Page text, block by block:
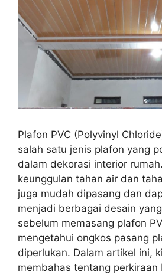
Plafon PVC (Polyvinyl
salah satu jenis plafon yang
dalam dekorasi interior
keunggulan tahan air dan
juga mudah dipasang dan
menjadi berbagai desain
sebelum memasang plafon
mengetahui ongkos pasang
diperlukan. Dalam artikel ini,
membahas tentang perkiraan